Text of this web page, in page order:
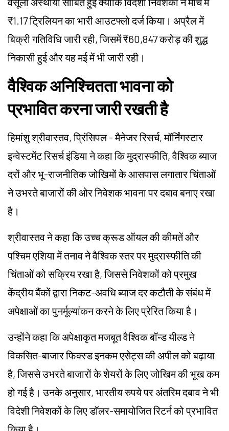
₹1.17 ट्रिलियन का भारी आउटफ्लो दर्ज किया। अप्रैल में
बिक्री गतिविधि जारी रही, जिसमें ₹60,847 करोड़ की शुद्ध
निकासी हुई और यह मई में भी जारी रही।
वैश्विक अनिश्चितता भावना को
प्रभावित करना जारी रखती है
हिमांशु श्रीवास्तव, प्रिंसिपल - मैनेजर रिसर्च, मॉर्निंगस्टार
इन्वेस्टमेंट रिसर्च इंडिया ने कहा कि मुद्रास्फीति, वैश्विक ब्याज
दरों और भू-राजनीतिक जोखिमों के आसपास लगातार चिंताओं
ने उभरते बाजारों की ओर निवेशक भावना पर दबाव बनाए रखा
है।
श्रीवास्तव ने कहा कि उच्च क्रूड ऑयल की कीमतें और
पश्चिम एशिया में तनाव ने वैश्विक स्तर पर मुद्रास्फीति की
चिंताओं को सक्रिय रखा है, जिससे निवेशकों को प्रमुख
केंद्रीय बैंकों द्वारा निकट-अवधि ब्याज दर कटौती के संबंध में
अपेक्षाओं का पुनर्मूल्यांकन करने के लिए प्रेरित किया है।
उन्होंने कहा कि अपेक्षाकृत मजबूत वैश्विक बॉन्ड यील्ड ने
विकसित-बाजार फिक्स्ड इनकम एसेट्स की अपील को बढ़ाया
है, जिससे उभरते बाजारों के शेयरों के लिए जोखिम की भूख कम
हो गई है। उनके अनुसार, भारतीय रुपये पर अंतरिम दबाव ने भी
विदेशी निवेशकों के लिए डॉलर-समायोजित रिटर्न को प्रभावित